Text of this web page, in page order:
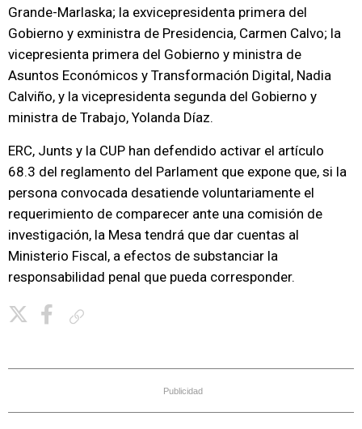
Grande-Marlaska; la exvicepresidenta primera del
Gobierno y exministra de Presidencia, Carmen Calvo; la
vicepresienta primera del Gobierno y ministra de
Asuntos Económicos y Transformación Digital, Nadia
Calviño, y la vicepresidenta segunda del Gobierno y
ministra de Trabajo, Yolanda Díaz.
ERC, Junts y la CUP han defendido activar el artículo
68.3 del reglamento del Parlament que expone que, si la
persona convocada desatiende voluntariamente el
requerimiento de comparecer ante una comisión de
investigación, la Mesa tendrá que dar cuentas al
Ministerio Fiscal, a efectos de substanciar la
responsabilidad penal que pueda corresponder.
Publicidad